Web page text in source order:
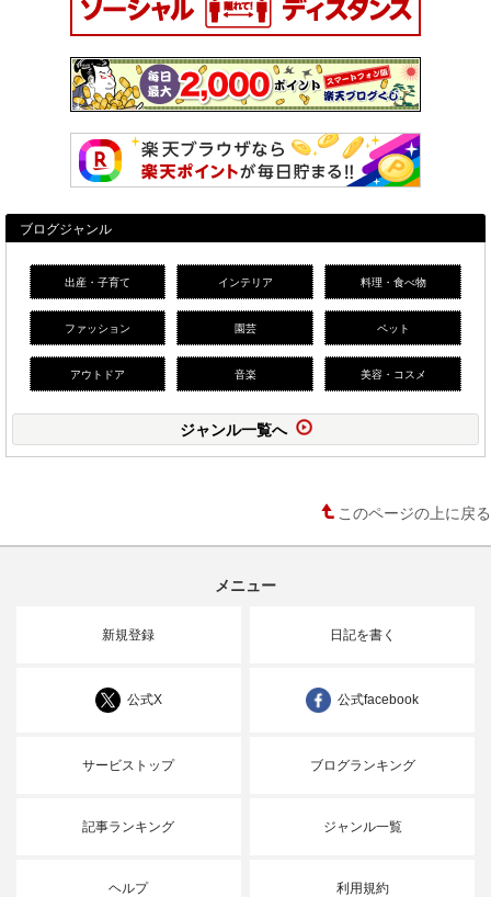
ブログジャンル
出産・子育て インテリア 料理・食べ物
ファッション 園芸 ペット
アウトドア 音楽 美容・コスメ
ジャンル一覧へ
このページの上に戻る
メニュー
新規登録 日記を書く
公式X 公式facebook
サービストップ ブログランキング
記事ランキング ジャンル一覧
ヘルプ 利用規約